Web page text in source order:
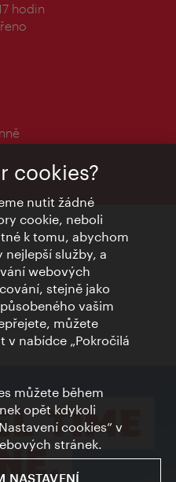
hodin
cookies?
nutit žádné
cookie, neboli
k tomu, abychom
služby, a
webových
stejně jako
vašim
můžete
v nabídce „Pokročilá
můžete během
opět kdykoli
cookies” v
stránek.
NASTAVENÍ